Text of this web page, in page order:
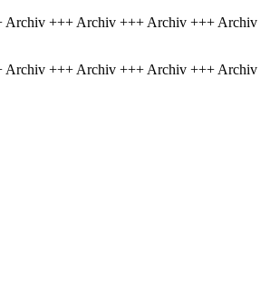
+++ Archiv +++ Archiv +++ Archiv
+++ Archiv +++ Archiv +++ Archiv